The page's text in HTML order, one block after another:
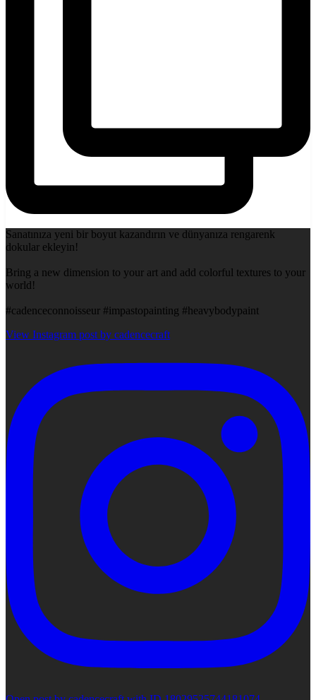
Sanatınıza yeni bir boyut kazandırın ve dünyanıza rengarenk
dokular ekleyin!
Bring a new dimension to your art and add colorful textures to your
world!
#cadenceconnoisseur #impastopainting #heavybodypaint
View Instagram post by cadencecraft